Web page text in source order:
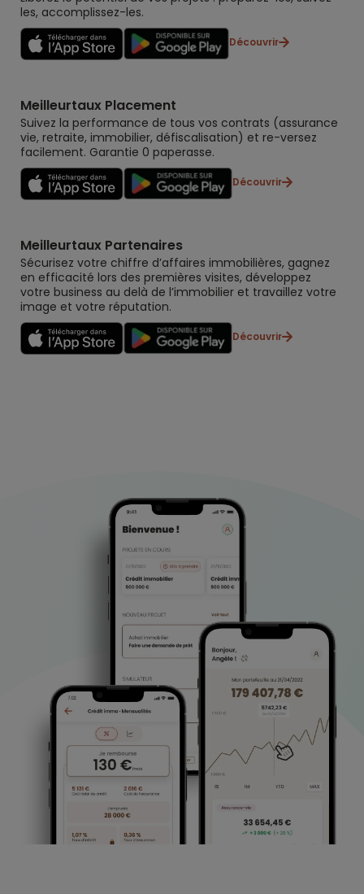
les, accomplissez-les.
Découvrir
Meilleurtaux Placement
Suivez la performance de tous vos contrats (assurance
vie, retraite, immobilier, défiscalisation) et re-versez
facilement. Garantie 0 paperasse.
Découvrir
Meilleurtaux Partenaires
Sécurisez votre chiffre d’affaires immobilières, gagnez
en efficacité lors des premières visites, développez
votre business au delà de l’immobilier et travaillez votre
image et votre réputation.
Découvrir